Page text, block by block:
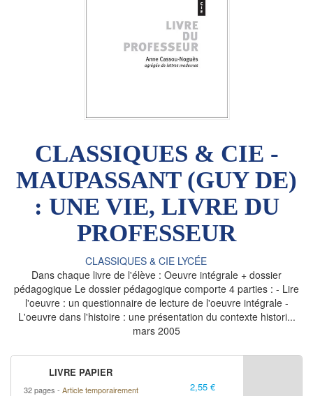
CLASSIQUES & CIE -
MAUPASSANT (GUY DE)
: UNE VIE, LIVRE DU
PROFESSEUR
CLASSIQUES & CIE LYCÉE
Dans chaque livre de l'élève : Oeuvre intégrale + dossier
pédagogique Le dossier pédagogique comporte 4 parties : - Lire
l'oeuvre : un questionnaire de lecture de l'oeuvre intégrale -
L'oeuvre dans l'histoire : une présentation du contexte histori...
mars 2005
LIVRE PAPIER
32 pages
Article temporairement
2,55 €